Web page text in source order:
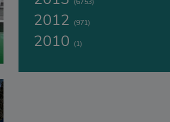
2012 (971)
2010 (1)